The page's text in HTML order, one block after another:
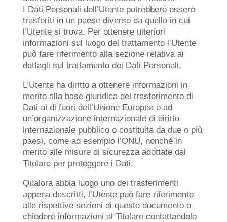
I Dati Personali dell’Utente potrebbero essere
trasferiti in un paese diverso da quello in cui
l’Utente si trova. Per ottenere ulteriori
informazioni sul luogo del trattamento l’Utente
può fare riferimento alla sezione relativa ai
dettagli sul trattamento dei Dati Personali.
L’Utente ha diritto a ottenere informazioni in
merito alla base giuridica del trasferimento di
Dati al di fuori dell’Unione Europea o ad
un’organizzazione internazionale di diritto
internazionale pubblico o costituita da due o più
paesi, come ad esempio l’ONU, nonché in
merito alle misure di sicurezza adottate dal
Titolare per proteggere i Dati.
Qualora abbia luogo uno dei trasferimenti
appena descritti, l’Utente può fare riferimento
alle rispettive sezioni di questo documento o
chiedere informazioni al Titolare contattandolo